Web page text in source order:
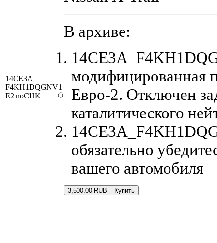
14CE3A
F4KH1DQGNV1
E2 noCHK
В архиве:
модифицированная
Евро-2. Отключен
каталитического
обязательно
вашего автомобиля
3,500.00 RUB – Купить